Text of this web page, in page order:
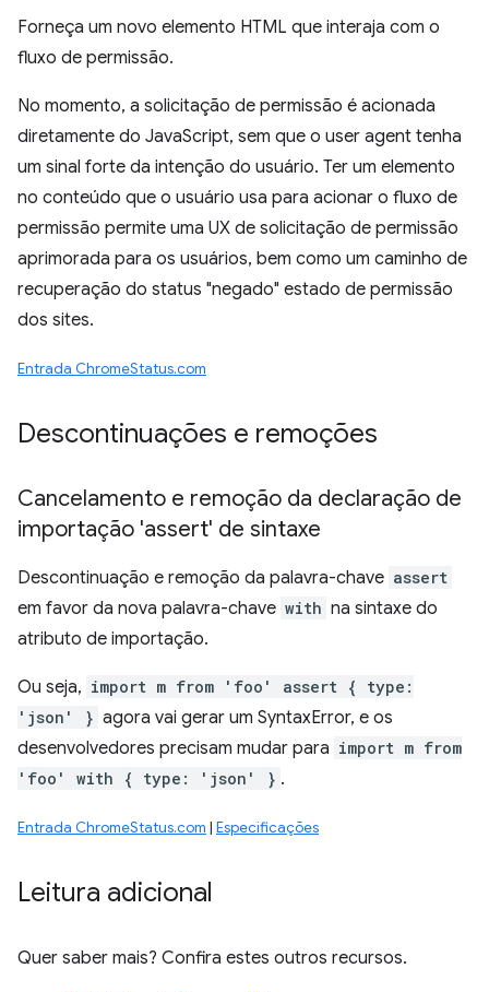
Forneça um novo elemento HTML que interaja com o
fluxo de permissão.
No momento, a solicitação de permissão é acionada
diretamente do JavaScript, sem que o user agent tenha
um sinal forte da intenção do usuário. Ter um elemento
no conteúdo que o usuário usa para acionar o fluxo de
permissão permite uma UX de solicitação de permissão
aprimorada para os usuários, bem como um caminho de
recuperação do status "negado" estado de permissão
dos sites.
Entrada ChromeStatus.com
Descontinuações e remoções
Cancelamento e remoção da declaração de
importação 'assert' de sintaxe
Descontinuação e remoção da palavra-chave assert
em favor da nova palavra-chave with na sintaxe do
atributo de importação.
Ou seja, import m from 'foo' assert { type:
'json' } agora vai gerar um SyntaxError, e os
desenvolvedores precisam mudar para import m from
'foo' with { type: 'json' } .
Entrada ChromeStatus.com | Especificações
Leitura adicional
Quer saber mais? Confira estes outros recursos.